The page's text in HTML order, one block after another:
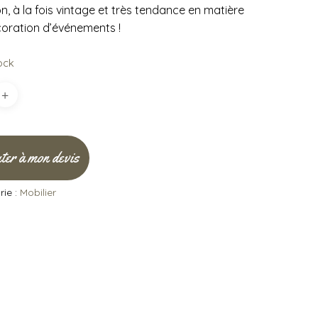
à la fois vintage et très tendance en matière
d’événements !
à mon devis
: Mobilier